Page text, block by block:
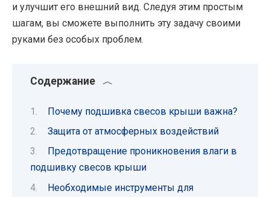
и улучшит его внешний вид. Следуя этим простым
шагам, вы сможете выполнить эту задачу своими
руками без особых проблем.
Содержание
Почему подшивка свесов крыши важна?
Защита от атмосферных воздействий
Предотвращение проникновения влаги в
подшивку свесов крыши
Необходимые инструменты для